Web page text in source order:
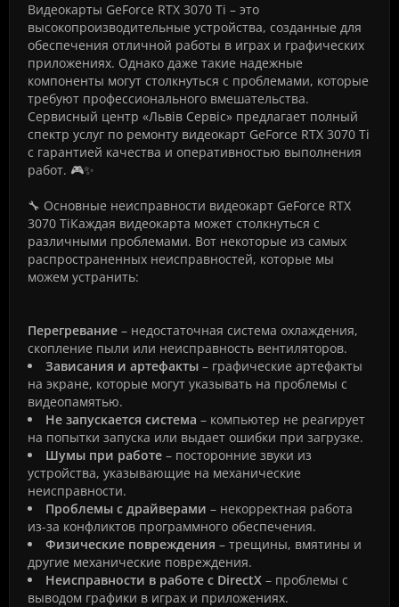
Видеокарты GeForce RTX 3070 Ti – это
высокопроизводительные устройства, созданные для
обеспечения отличной работы в играх и графических
приложениях. Однако даже такие надежные
компоненты могут столкнуться с проблемами, которые
требуют профессионального вмешательства.
Сервисный центр «Львів Сервіс» предлагает полный
спектр услуг по ремонту видеокарт GeForce RTX 3070 Ti
с гарантией качества и оперативностью выполнения
работ. 🎮✨
🔧 Основные неисправности видеокарт GeForce RTX
3070 TiКаждая видеокарта может столкнуться с
различными проблемами. Вот некоторые из самых
распространенных неисправностей, которые мы
можем устранить:
Перегревание – недостаточная система охлаждения,
скопление пыли или неисправность вентиляторов.
Зависания и артефакты – графические артефакты
на экране, которые могут указывать на проблемы с
видеопамятью.
Не запускается система – компьютер не реагирует
на попытки запуска или выдает ошибки при загрузке.
Шумы при работе – посторонние звуки из
устройства, указывающие на механические
неисправности.
Проблемы с драйверами – некорректная работа
из-за конфликтов программного обеспечения.
Физические повреждения – трещины, вмятины и
другие механические повреждения.
Неисправности в работе с DirectX – проблемы с
выводом графики в играх и приложениях.